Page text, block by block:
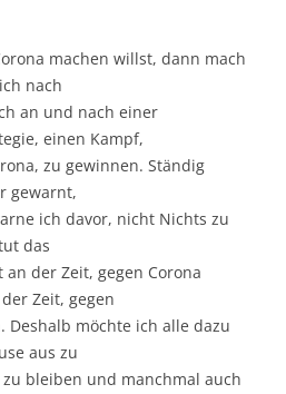
machen willst, dann mach
nach
an und nach einer
einen Kampf,
zu gewinnen. Ständig
gewarnt,
ich davor, nicht Nichts zu
das
der Zeit, gegen Corona
Zeit, gegen
Deshalb möchte ich alle dazu
aus zu
bleiben und manchmal auch